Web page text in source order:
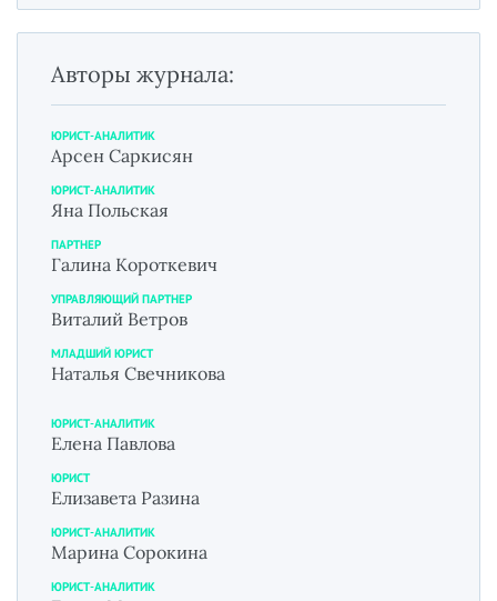
Авторы журнала:
ЮРИСТ-АНАЛИТИК
Арсен Саркисян
ЮРИСТ-АНАЛИТИК
Яна Польская
ПАРТНЕР
Галина Короткевич
УПРАВЛЯЮЩИЙ ПАРТНЕР
Виталий Ветров
МЛАДШИЙ ЮРИСТ
Наталья Свечникова
ЮРИСТ-АНАЛИТИК
Елена Павлова
ЮРИСТ
Елизавета Разина
ЮРИСТ-АНАЛИТИК
Марина Сорокина
ЮРИСТ-АНАЛИТИК